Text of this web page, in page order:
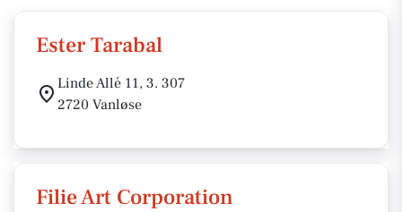
Ester Tarabal
Linde Allé 11, 3. 307
2720 Vanløse
Filie Art Corporation